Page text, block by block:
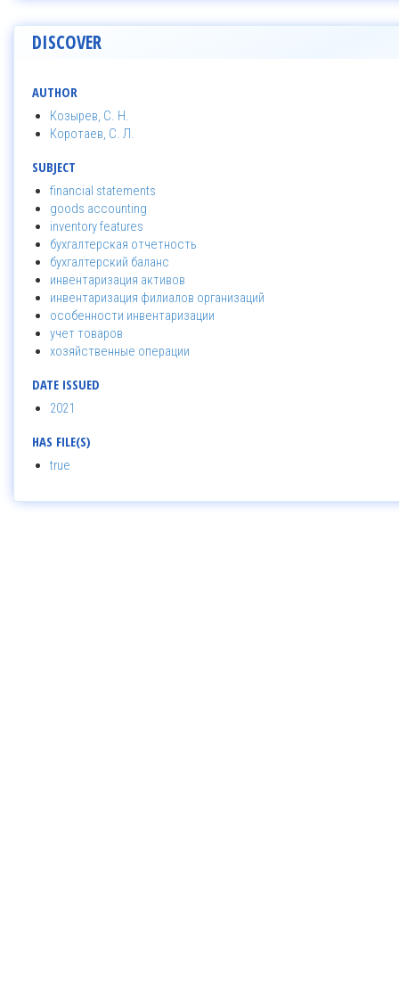
DISCOVER
AUTHOR
Козырев, С. Н.
Коротаев, С. Л.
SUBJECT
financial statements
goods accounting
inventory features
бухгалтерская отчетность
бухгалтерский баланс
инвентаризация активов
инвентаризация филиалов организаций
особенности инвентаризации
учет товаров
хозяйственные операции
DATE ISSUED
2021
HAS FILE(S)
true